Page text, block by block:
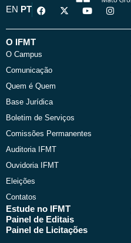
EN PT
F
a
e
o
k
X
-
w
Y
o
t
I
n
t
O IFMT
O Campus
Comunicação
Quem é Quem
Base Jurídica
Boletim de Serviços
Comissões Permanentes
Auditoria IFMT
Ouvidoria IFMT
Eleições
Contatos
Estude no IFMT
Painel de Editais
Painel de Licitações